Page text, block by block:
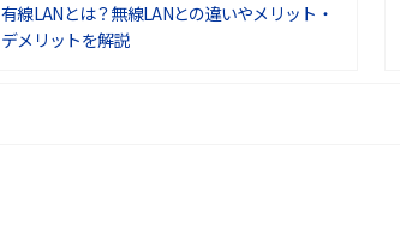
有線LANとは？無線LANとの違いやメリット・
デメリットを解説